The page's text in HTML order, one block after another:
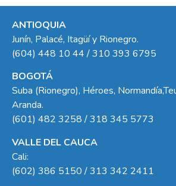
ANTIOQUIA
Junín, Palacé, Itagüí y Rionegro.
(604) 448 10 44 / 310 393 6795
BOGOTÁ
Suba (Rionegro), Héroes,
Aranda.
(601) 482 3258 / 318 345 5773
VALLE DEL CAUCA
Cali:
(602) 386 5150 / 313 342 2411